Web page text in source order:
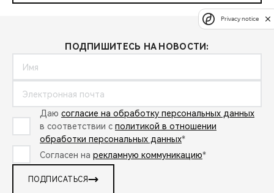
ПОДПИШИТЕСЬ НА НОВОСТИ:
Даю согласие на обработку персональных данных
в соответствии с политикой в отношении
обработки персональных данных*
Согласен на рекламную коммуникацию*
ПОДПИСАТЬСЯ
Privacy notice